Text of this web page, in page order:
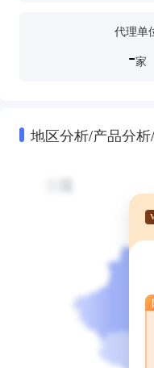
代理单
-家
地区分析/产品分